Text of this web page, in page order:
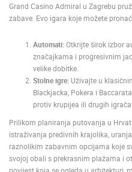
Grand Casino Admiral u Zagrebu
zabave. Evo igara koje možete
Automati:Otkrijte širok izbor
značajkama i progresivnim
velike dobitke.
Stolne igre: Uživajte u
Blackjacka, Pokera i
protiv krupijea ili drugih
Prilikom planiranja putovanja u
istraživanja predivnih krajolika,
raznolikim zabavnim opcijama koje
svojoj obali s prekrasnim plažama i